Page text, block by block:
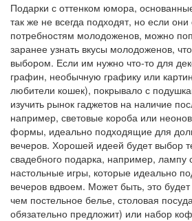
Подарки с оттенком юмора,
так же не всегда подходят, но если они
потребностям молодоженов, можно
заранее узнать вкусы молодоженов,
выбором. Если им нужно что-то для
графин, необычную графику или
любители кошек), покрывало с
изучить рынок гаджетов на наличие
например, световые короба или
формы, идеально подходящие для
вечеров. Хорошей идеей будет выбор
свадебного подарка, например, лампу
настольные игры, которые идеально
вечеров вдвоем. Может быть, это
чем постельное белье, столовая
обязательно предложит) или набор